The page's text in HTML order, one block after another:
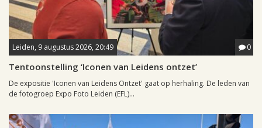
Leiden, 9 augustus 2026, 20:49 0
Tentoonstelling ‘Iconen van Leidens ontzet’
De expositie 'Iconen van Leidens Ontzet' gaat op herhaling. De leden van
de fotogroep Expo Foto Leiden (EFL)...